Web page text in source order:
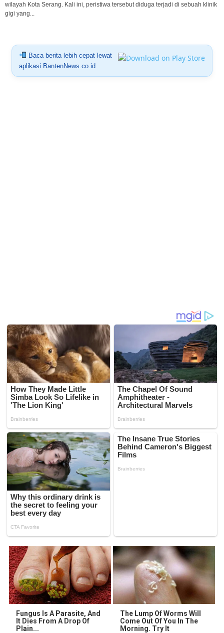
wilayah Kota Serang. Kali ini, peristiwa tersebut diduga terjadi di sebuah klinik
gigi yang...
Baca berita lebih cepat lewat
aplikasi BantenNews.co.id
Fungus Is A Parasite, And
It Dies From A Drop Of
Plain...
The Lump Of Worms Will
Come Out Of You In The
Morning. Try It